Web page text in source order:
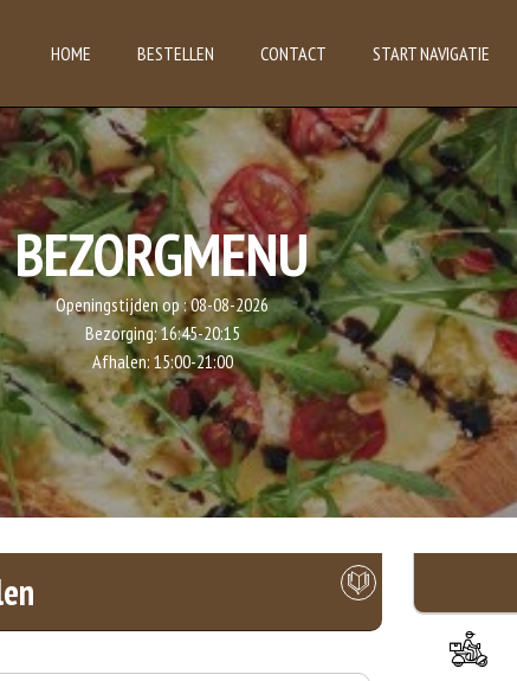
HOME BESTELLEN CONTACT START NAVIGATIE
BEZORGMENU
Openingstijden op :08-08-2026
Bezorging:16:45-20:15
Afhalen: 15:00-21:00